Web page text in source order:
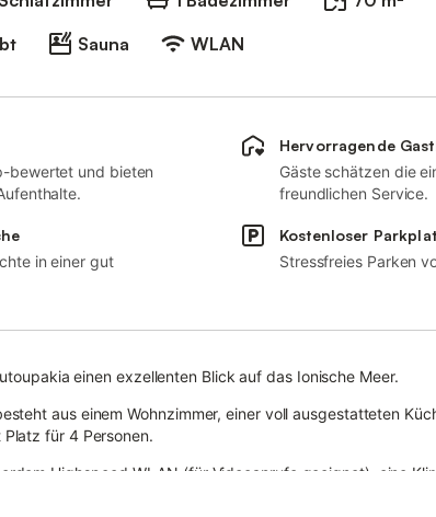
Sauna WLAN
bewertet und bieten
Hervorragende
Gäste schätzen die
freundlichen Service.
in einer gut
Kostenloser
Stressfreies Parken
einen exzellenten Blick auf das Ionische Meer.
aus einem Wohnzimmer, einer voll ausgestatteten
für 4 Personen.
Highspeed-WLAN (für Videoanrufe geeignet), eine